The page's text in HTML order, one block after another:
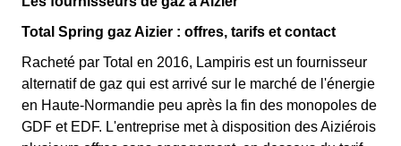
Total Spring gaz Aizier : offres, tarifs et contact
Racheté par Total en 2016, Lampiris est un fournisseur
alternatif de gaz qui est arrivé sur le marché de l'énergie
en Haute-Normandie peu après la fin des monopoles de
GDF et EDF. L'entreprise met à disposition des Aiziérois